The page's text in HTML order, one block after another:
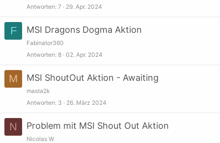
Antworten 7 29. Apr. 2024
F MSI Dragons Dogma Aktion
Fabinator360
Antworten 8 02. Apr. 2024
M MSI ShoutOut Aktion - Awaiting
masta2k
Antworten 3 26. März 2024
N Problem mit MSI Shout Out Aktion
Nicolas W